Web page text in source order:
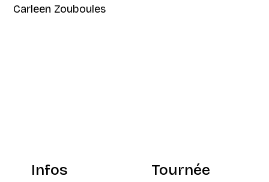
Infos Tournée
Carleen Zouboules